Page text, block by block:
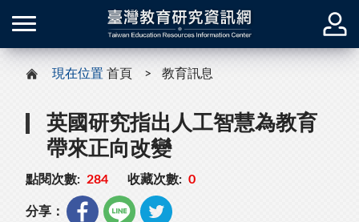
現在位置 首頁 教育訊息
英國研究指出人工智慧為教育
帶來正向改變
點閱次數: 284 收藏次數: 0
分享：